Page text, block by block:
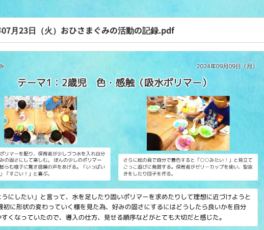
月23日（火）おひさまぐみの活動の記録.pdf